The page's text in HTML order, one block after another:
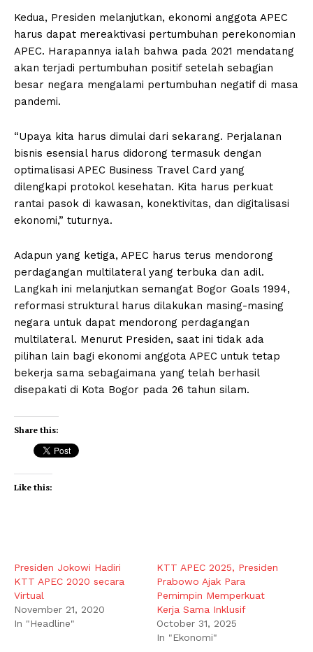
Kedua, Presiden melanjutkan, ekonomi anggota APEC
harus dapat mereaktivasi pertumbuhan perekonomian
APEC. Harapannya ialah bahwa pada 2021 mendatang
akan terjadi pertumbuhan positif setelah sebagian
besar negara mengalami pertumbuhan negatif di masa
pandemi.
“Upaya kita harus dimulai dari sekarang. Perjalanan
bisnis esensial harus didorong termasuk dengan
optimalisasi APEC Business Travel Card yang
dilengkapi protokol kesehatan. Kita harus perkuat
rantai pasok di kawasan, konektivitas, dan digitalisasi
ekonomi,” tuturnya.
Adapun yang ketiga, APEC harus terus mendorong
perdagangan multilateral yang terbuka dan adil.
Langkah ini melanjutkan semangat Bogor Goals 1994,
reformasi struktural harus dilakukan masing-masing
negara untuk dapat mendorong perdagangan
multilateral. Menurut Presiden, saat ini tidak ada
pilihan lain bagi ekonomi anggota APEC untuk tetap
bekerja sama sebagaimana yang telah berhasil
disepakati di Kota Bogor pada 26 tahun silam.
Share this:
Like this:
Presiden Jokowi Hadiri
KTT APEC 2020 secara
Virtual
November 21, 2020
In "Headline"
KTT APEC 2025, Presiden
Prabowo Ajak Para
Pemimpin Memperkuat
Kerja Sama Inklusif
October 31, 2025
In "Ekonomi"